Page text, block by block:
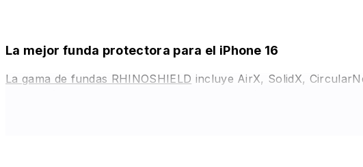
La mejor funda protectora para el iPhone 16
La gama de fundas RHINOSHIELD incluye AirX, SolidX,